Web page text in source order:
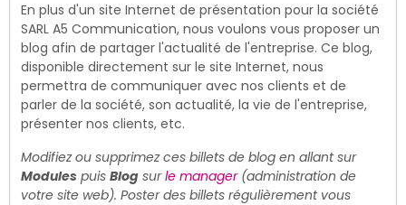
En plus d'un site Internet de présentation pour la société
SARL A5 Communication, nous voulons vous proposer un
blog afin de partager l'actualité de l'entreprise. Ce blog,
disponible directement sur le site Internet, nous
permettra de communiquer avec nos clients et de
parler de la société, son actualité, la vie de l'entreprise,
présenter nos clients, etc.
Modifiez ou supprimez ces billets de blog en allant sur
Modules puis Blog surle manager(administration de
votre site web). Poster des billets régulièrement vous